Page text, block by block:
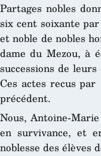
Partages nobles
six cent soixante
et noble de nobles
dame du Mezou, à
successions de
Ces actes recus
précédent.
Nous, Antoine-
en survivance, et
noblesse des élèves